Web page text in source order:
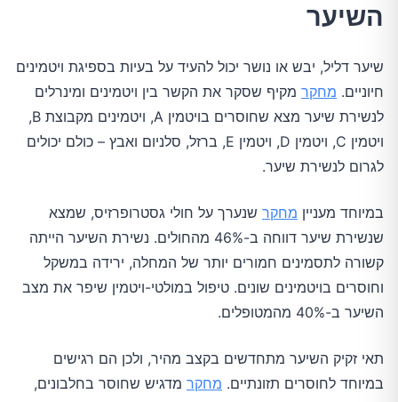
השיער
שיער דליל, יבש או נושר יכול להעיד על בעיות בספיגת ויטמינים
חיוניים. מחקר מקיף שסקר את הקשר בין ויטמינים ומינרלים
לנשירת שיער מצא שחוסרים בויטמין A, ויטמינים מקבוצת B,
ויטמין C, ויטמין D, ויטמין E, ברזל, סלניום ואבץ – כולם יכולים
לגרום לנשירת שיער.
במיוחד מעניין מחקר שנערך על חולי גסטרופרזיס, שמצא
שנשירת שיער דווחה ב-46% מהחולים. נשירת השיער הייתה
קשורה לתסמינים חמורים יותר של המחלה, ירידה במשקל
וחוסרים בויטמינים שונים. טיפול במולטי-ויטמין שיפר את מצב
השיער ב-40% מהמטופלים.
תאי זקיק השיער מתחדשים בקצב מהיר, ולכן הם רגישים
במיוחד לחוסרים תזונתיים. מחקר מדגיש שחוסר בחלבונים,